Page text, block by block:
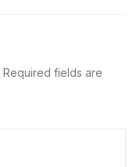
Required fields are